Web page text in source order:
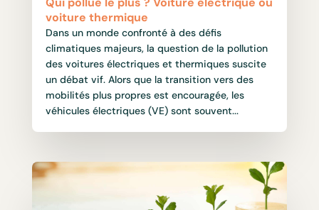
voiture thermique
Dans un monde confronté à des défis
climatiques majeurs, la question de la pollution
des voitures électriques et thermiques suscite
un débat vif. Alors que la transition vers des
mobilités plus propres est encouragée, les
véhicules électriques (VE) sont souvent...